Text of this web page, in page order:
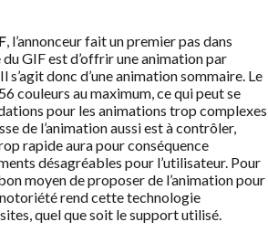
, l’annonceur fait un premier pas dans
du GIF est d’offrir une animation par
s’agit donc d’une animation sommaire. Le
couleurs au maximum, ce qui peut se
pour les animations trop complexes
de l’animation aussi est à contrôler,
rapide aura pour conséquence
désagréables pour l’utilisateur. Pour
moyen de proposer de l’animation pour
rend cette technologie
quel que soit le support utilisé.